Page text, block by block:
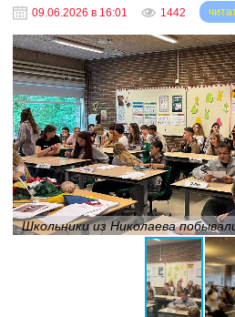
09.06.2026 в 16:01 1442
Школьники из Николаева